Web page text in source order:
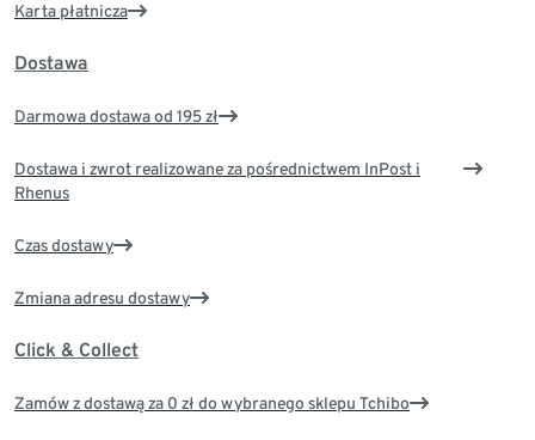
Karta płatnicza
Dostawa
Darmowa dostawa od 195 zł
Dostawa i zwrot realizowane za pośrednictwem InPost i
Rhenus
Czas dostawy
Zmiana adresu dostawy
Click & Collect
Zamów z dostawą za 0 zł do wybranego sklepu Tchibo